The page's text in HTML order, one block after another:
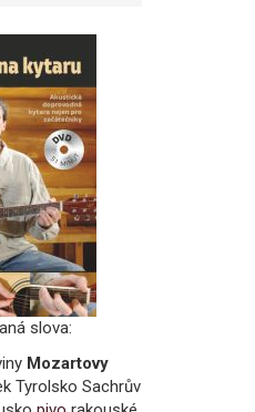
slova:
Mozartovy
Tyrolsko Sachrův